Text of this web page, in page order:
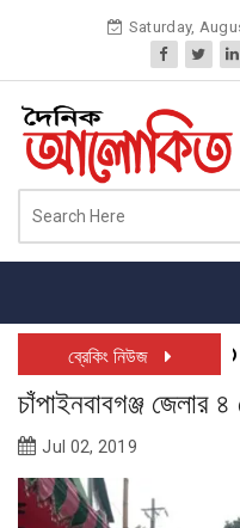
Saturday,
ব্রেকিং নিউজ
চাঁপাইনবাবগঞ্জ জেলার
Jul 02, 2019